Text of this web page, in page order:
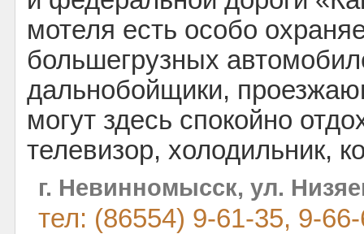
мотеля есть особо
большегрузных
дальнобойщики,
могут здесь спокойно
телевизор, холодильник,
г. Невинномысск, ул.
тел: (86554) 9-61-35, 9-